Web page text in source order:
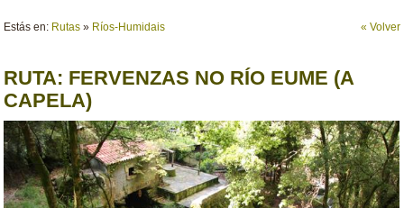
« Volver
Estás en: Rutas » Ríos-Humidais
RUTA: FERVENZAS NO RÍO EUME (A
CAPELA)